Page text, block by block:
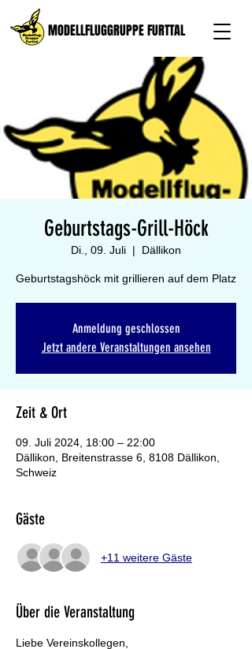
MODELLFLUGGRUPPE FURTTAL
Geburtstags-Grill-Höck
Di., 09. Juli
  |
Dällikon
Geburtstagshöck mit grillieren auf dem Platz
Anmeldung geschlossen
Jetzt andere Veranstaltungen ansehen
Zeit & Ort
09. Juli 2024, 18:00 – 22:00
Dällikon, Breitenstrasse 6, 8108 Dällikon,
Schweiz
Gäste
+11 weitere Gäste
Über die Veranstaltung
Liebe Vereinskollegen,